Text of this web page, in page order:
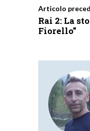
Articolo
Rai 2: La
Fiorello”